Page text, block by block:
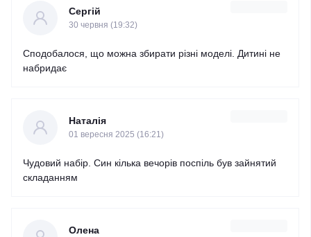
Сергій
30 червня (19:32)
Сподобалося, що можна збирати різні моделі. Дитині не
набридає
Наталія
01 вересня 2025 (16:21)
Чудовий набір. Син кілька вечорів поспіль був зайнятий
складанням
Олена